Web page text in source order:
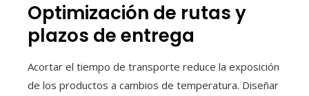
Optimización de rutas y
plazos de entrega
Acortar el tiempo de transporte reduce la exposición
de los productos a cambios de temperatura. Diseñar